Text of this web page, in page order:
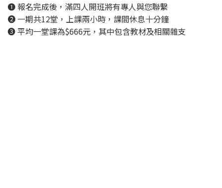
❶ 報名完成後，滿四人開班將有專人與您聯繫
❷ 一期共12堂，上課兩小時，課間休息十分鐘
❸ 平均一堂課為$666元，其中包含教材及相關雜支